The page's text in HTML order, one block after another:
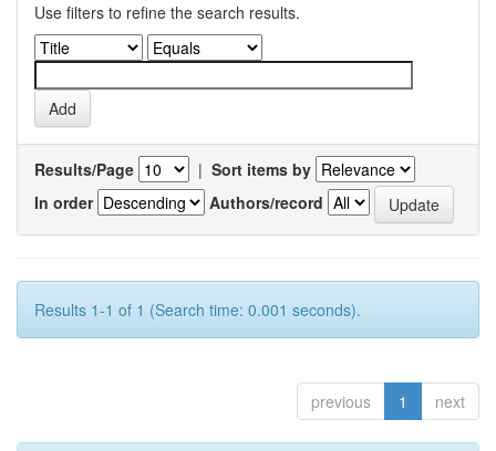
Use filters to refine the search results.
Results/Page | Sort items by
In order
Authors/record
Results 1-1 of 1 (Search time: 0.001 seconds).
previous 1 next